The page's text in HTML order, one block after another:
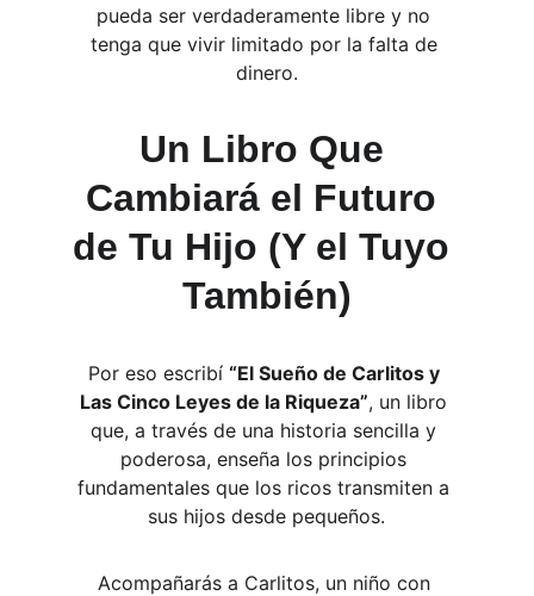
pueda ser verdaderamente libre y no
tenga que vivir limitado por la falta de
dinero.
Un Libro Que
Cambiará el Futuro
de Tu Hijo (Y el Tuyo
También)
Por eso escribí “El Sueño de Carlitos y
Las Cinco Leyes de la Riqueza”, un libro
que, a través de una historia sencilla y
poderosa, enseña los principios
fundamentales que los ricos transmiten a
sus hijos desde pequeños.
Acompañarás a Carlitos, un niño con